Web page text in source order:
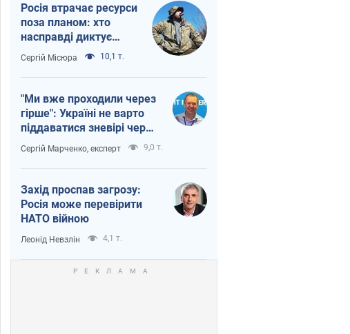
Росія втрачає ресурси
поза планом: хто
насправді диктує
темп війни
Сергій Місюра 10,1 т.
"Ми вже проходили через
гірше": Україні не варто
піддаватися зневірі через
ракетний терор
Сергій Марченко, експерт 9,0 т.
Захід проспав загрозу:
Росія може перевірити
НАТО війною
Леонід Невзлін 4,1 т.